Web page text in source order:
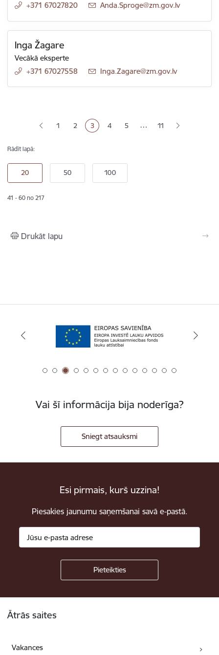
+371 67027820
E-pasts:
Anda.Sproge@zm.gov.lv
Inga Žagare
Vecākā eksperte
+371 67027558
E-pasts:
Inga.Zagare@zm.gov.lv
Lapošana Lapa
1 Lapa
2 Pašreizējā lapa
3 Lapa
4 Lapa
5 … 11
Rādīt lapā:
41 - 60 no 217
Drukāt lapu
Vai šī informācija bija noderīga?
Sniegt atsauksmi
Esi pirmais, kurš uzzina!
Piesakies jaunumu saņemšanai savā e-pastā.
Ātrās saites
Vakances